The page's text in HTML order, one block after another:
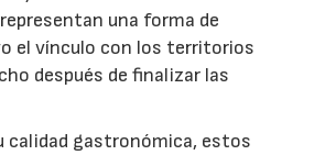
una forma de
el vínculo con los territorios
después de finalizar las
calidad gastronómica, estos